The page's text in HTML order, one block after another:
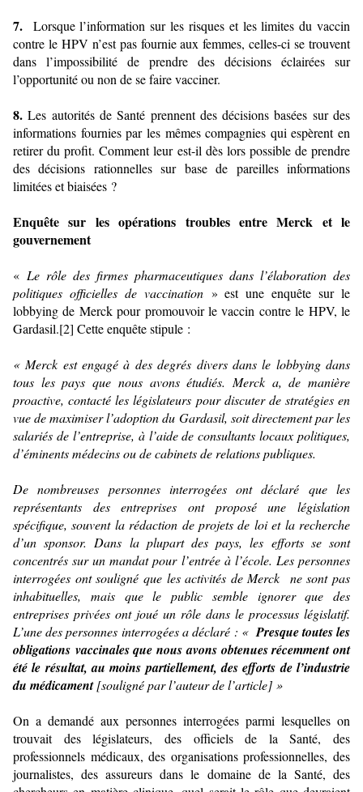
7. Lorsque l’information sur les risques et les limites du vaccin
contre le HPV n’est pas fournie aux femmes, celles-ci se trouvent
dans l’impossibilité de prendre des décisions éclairées sur
l’opportunité ou non de se faire vacciner.
8. Les autorités de Santé prennent des décisions basées sur des
informations fournies par les mêmes compagnies qui espèrent en
retirer du profit. Comment leur est-il dès lors possible de prendre
des décisions rationnelles sur base de pareilles informations
limitées et biaisées ?
Enquête sur les opérations troubles entre Merck et le
gouvernement
« Le rôle des firmes pharmaceutiques dans l’élaboration des
politiques officielles de vaccination» est une enquête sur le
lobbying de Merck pour promouvoir le vaccin contre le HPV, le
Gardasil.[2] Cette enquête stipule :
« Merck est engagé à des degrés divers dans le lobbying dans
tous les pays que nous avons étudiés. Merck a, de manière
proactive, contacté les législateurs pour discuter de stratégies en
vue de maximiser l’adoption du Gardasil, soit directement par les
salariés de l’entreprise, à l’aide de consultants locaux politiques,
d’éminents médecins ou de cabinets de relations publiques.
De nombreuses personnes interrogées ont déclaré que les
représentants des entreprises ont proposé une législation
spécifique, souvent la rédaction de projets de loi et la recherche
d’un sponsor. Dans la plupart des pays, les efforts se sont
concentrés sur un mandat pour l’entrée à l’école. Les personnes
interrogées ont souligné que les activités de Merck ne sont pas
inhabituelles, mais que le public semble ignorer que des
entreprises privées ont joué un rôle dans le processus législatif.
L’une des personnes interrogées a déclaré : « Presque toutes les
obligations vaccinales que nous avons obtenues récemment ont
été le résultat, au moins partiellement, des efforts de l’industrie
du médicament[souligné par l’auteur de l’article] »
On a demandé aux personnes interrogées parmi lesquelles on
trouvait des législateurs, des officiels de la Santé, des
professionnels médicaux, des organisations professionnelles, des
journalistes, des assureurs dans le domaine de la Santé, des